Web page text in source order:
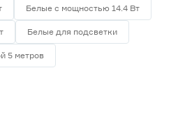
Белые с мощностью 14.4 Вт
Белые для подсветки
5 метров